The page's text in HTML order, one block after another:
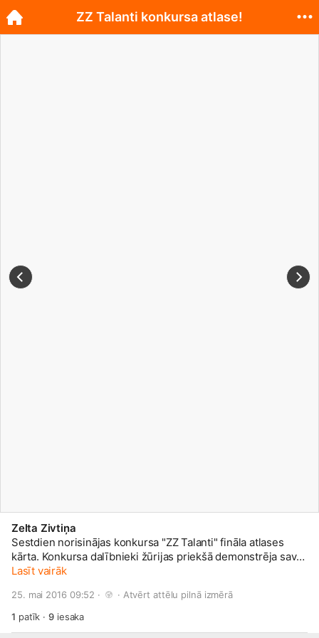
Zelta Zivtiņa
Sestdien norisinājas konkursa "ZZ Talanti" fināla atlases
kārta. Konkursa dalībnieki žūrijas priekšā demonstrēja savas
prasmes dziedāšanā, muzicēšanā, dejošanā, zīmēšanā,
Apsveicam talantīgos jauniešus, kuri jau 28. maijā cīnīsies
par galveno balvu - 1000 eiro sava talanta attīstīšanai.
Lasīt vairāk
25. mai 2016 09:52 · · Atvērt attēlu pilnā izmērā
1 patīk ·9iesaka
ZZ Talanti konkursa atlase!